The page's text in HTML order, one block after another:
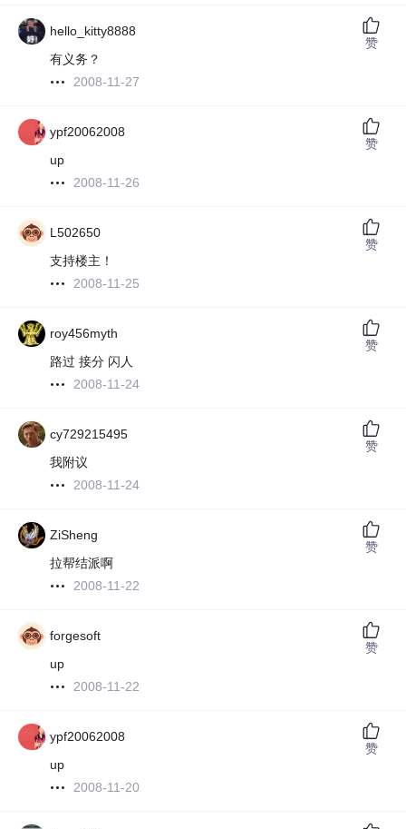
hello_kitty8888
有义务？
2008-11-27
赞
ypf20062008
up
2008-11-26
赞
L502650
支持楼主！
2008-11-25
赞
roy456myth
路过 接分 闪人
2008-11-24
赞
cy729215495
我附议
2008-11-24
赞
ZiSheng
拉帮结派啊
2008-11-22
赞
forgesoft
up
2008-11-22
赞
ypf20062008
up
2008-11-20
赞